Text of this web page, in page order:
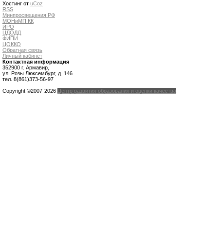
Хостинг от uCoz
RSS
Минпросвещения РФ
МОНиМП КК
ИРО
ЦДОДД
ФИПИ
ЦОККО
Обратная связь
Личный кабинет
Контактная информация
352900 г. Армавир,
ул. Розы Люксембург, д. 146
тел. 8(861)373-56-97
Copyright ©2007-2026 Центр развития образования и оценки качества